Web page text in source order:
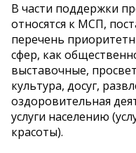
В части поддержки
относятся к МСП,
перечень
сфер, как
выставочные,
культура, досуг,
оздоровительная
услуги населению
красоты).